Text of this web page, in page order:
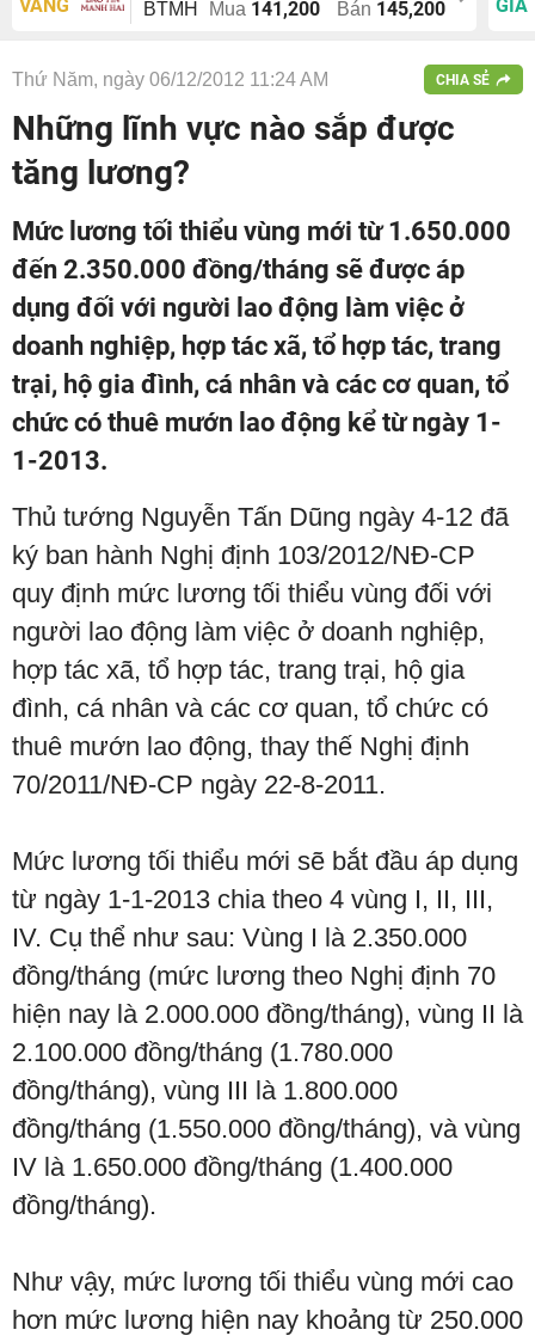
VÀNG
BTMH Mua 141,200 Bán 145,200
GIÁ
Thứ Năm, ngày 06/12/2012 11:24 AM CHIA SẺ
Những lĩnh vực nào sắp được
tăng lương?
Mức lương tối thiểu vùng mới từ 1.650.000
đến 2.350.000 đồng/tháng sẽ được áp
dụng đối với người lao động làm việc ở
doanh nghiệp, hợp tác xã, tổ hợp tác, trang
trại, hộ gia đình, cá nhân và các cơ quan, tổ
chức có thuê mướn lao động kể từ ngày 1-
1-2013.
Thủ tướng Nguyễn Tấn Dũng ngày 4-12 đã
ký ban hành Nghị định 103/2012/NĐ-CP
quy định mức lương tối thiểu vùng đối với
người lao động làm việc ở doanh nghiệp,
hợp tác xã, tổ hợp tác, trang trại, hộ gia
đình, cá nhân và các cơ quan, tổ chức có
thuê mướn lao động, thay thế Nghị định
70/2011/NĐ-CP ngày 22-8-2011.
Mức lương tối thiểu mới sẽ bắt đầu áp dụng
từ ngày 1-1-2013 chia theo 4 vùng I, II, III,
IV. Cụ thể như sau: Vùng I là 2.350.000
đồng/tháng (mức lương theo Nghị định 70
hiện nay là 2.000.000 đồng/tháng), vùng II là
2.100.000 đồng/tháng (1.780.000
đồng/tháng), vùng III là 1.800.000
đồng/tháng (1.550.000 đồng/tháng), và vùng
IV là 1.650.000 đồng/tháng (1.400.000
đồng/tháng).
Như vậy, mức lương tối thiểu vùng mới cao
hơn mức lương hiện nay khoảng từ 250.000